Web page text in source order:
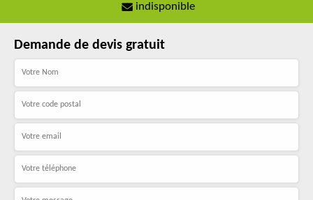
indisponible
Demande de devis gratuit